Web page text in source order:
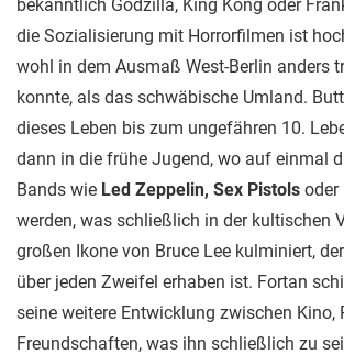
bekanntlich Godzilla, King Kong oder
die Sozialisierung mit Horrorfilmen ist
wohl in dem Ausmaß West-Berlin anders
konnte, als das schwäbische Umland.
dieses Leben bis zum ungefähren 10.
dann in die frühe Jugend, wo auf einmal
Bands wie Led Zeppelin, Sex Pistols oder
werden, was schließlich in der kultischen
großen Ikone von Bruce Lee kulminiert,
über jeden Zweifel erhaben ist. Fortan
seine weitere Entwicklung zwischen Kino,
Freundschaften, was ihn schließlich zu